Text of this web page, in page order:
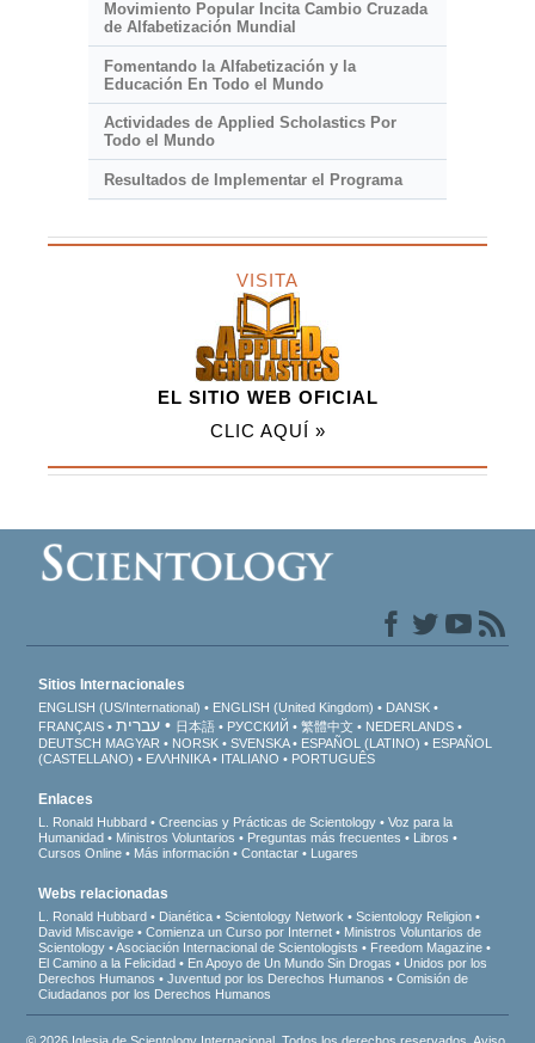
Movimiento Popular Incita Cambio Cruzada
de Alfabetización Mundial
Fomentando la Alfabetización y la
Educación En Todo el Mundo
Actividades de Applied Scholastics Por
Todo el Mundo
Resultados de Implementar el Programa
VISITA
EL SITIO WEB OFICIAL
CLIC AQUÍ »
Sitios Internacionales
ENGLISH (US/International) ENGLISH (United Kingdom)
DANSK
FRANÇAIS
עברית 日本語 РУССКИЙ 繁體中文
NEDERLANDS
DEUTSCH MAGYAR NORSK SVENSKA ESPAÑOL (LATINO)
ESPAÑOL
(CASTELLANO)
ΕΛΛΗΝΙΚA ITALIANO PORTUGUÊS
Enlaces
L. Ronald Hubbard Creencias y Prácticas de Scientology
Voz para la
Humanidad
Ministros Voluntarios Preguntas más frecuentes
Libros
Cursos Online
Más información Contactar Lugares
Webs relacionadas
L. Ronald Hubbard Dianética Scientology Network
Scientology Religion
David Miscavige
Comienza un Curso por Internet
Ministros Voluntarios de
Scientology
Asociación Internacional de Scientologists
Freedom Magazine
El Camino a la Felicidad
En Apoyo de Un Mundo Sin Drogas
Unidos por los
Derechos Humanos
Juventud por los Derechos Humanos
Comisión de
Ciudadanos por los Derechos Humanos